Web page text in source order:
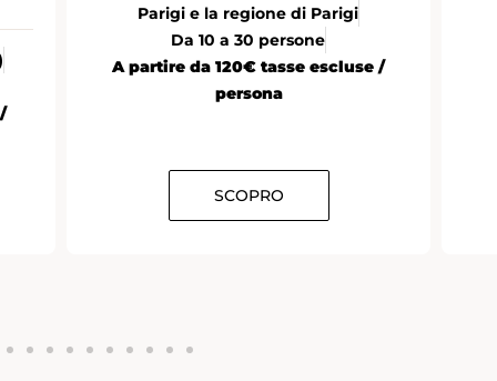
Parigi e la regione di Parigi
Da 10 a 30 persone
A partire da 120€ tasse escluse /
persona
SCOPRO